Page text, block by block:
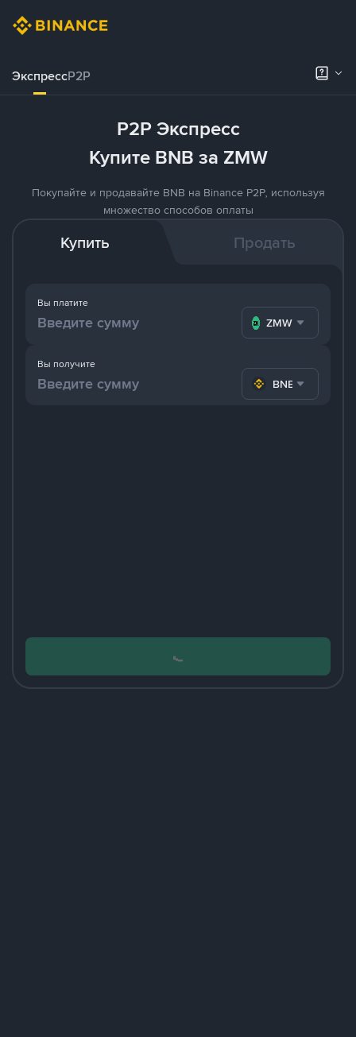
ЭкспрессP2P
P2P Экспресс
Купите BNB за ZMW
Покупайте и продавайте BNB на Binance P2P, используя
множество способов оплаты
Купить Продать
Вы платите
ZMW
Вы получите
BNB